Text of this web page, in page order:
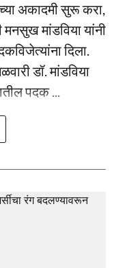
अकादमी सुरू करा,
मनसुख मांडविया यांनी
दिला.
डॉ. मांडविया
पदक ...